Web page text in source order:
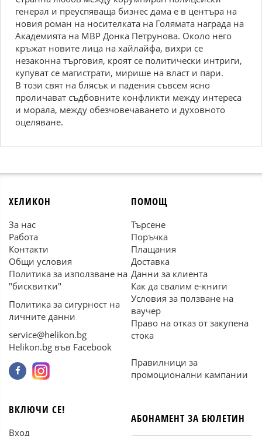
генерал и преуспяваща бизнес дама е в центъра на
новия роман на носителката на Голямата награда на
Академията на МВР Донка Петрунова. Около него
кръжат новите лица на хайлайфа, вихри се
незаконна търговия, кроят се политически интриги,
купуват се магистрати, мирише на власт и пари.
В този свят на блясък и падения съвсем ясно
проличават съдбовните конфликти между интереса
и морала, между обезчовечаването и духовното
оцеляване.
ХЕЛИКОН
За нас
Работа
Контакти
Общи условия
Политика за използване на
"бисквитки"
Политика за сигурност на
личните данни
service@helikon.bg
Helikon.bg във Facebook
ПОМОЩ
Търсене
Поръчка
Плащания
Доставка
Данни за клиента
Как да свалим е-книги
Условия за ползване на
ваучер
Право на отказ от закупена
стока
Правилници за
промоционални кампании
ВКЛЮЧИ СЕ!
Вход
АБОНАМЕНТ ЗА БЮЛЕТИН